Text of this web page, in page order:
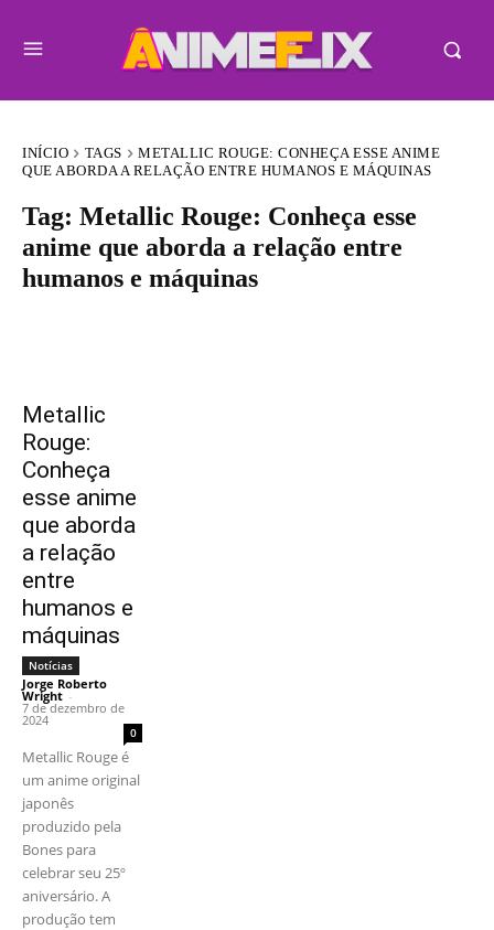
INÍCIO TAGS
METALLIC ROUGE: CONHEÇA ESSE ANIME
QUE ABORDA A RELAÇÃO ENTRE HUMANOS E MÁQUINAS
Tag: Metallic Rouge: Conheça esse
anime que aborda a relação entre
humanos e máquinas
Metallic
Rouge:
Conheça
esse anime
que aborda
a relação
entre
humanos e
máquinas
Notícias
Jorge Roberto
Wright -
7 de dezembro de
2024
0
Metallic Rouge é
um anime original
japonês
produzido pela
Bones para
celebrar seu 25º
aniversário. A
produção tem